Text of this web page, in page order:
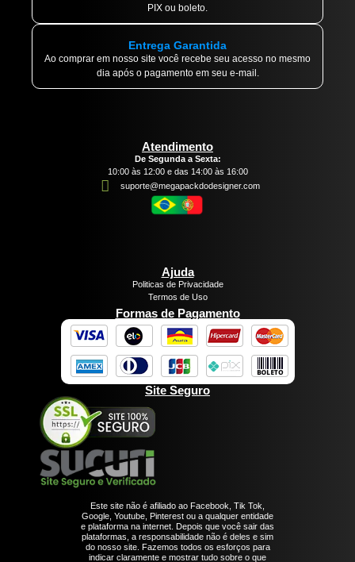
PIX ou boleto.
Entrega Garantida
Ao comprar em nosso site você recebe seu acesso no mesmo
dia após o pagamento em seu e-mail.
Atendimento
De Segunda a Sexta:
10:00 às 12:00 e das 14:00 às 16:00
suporte@megapackdodesigner.com
Ajuda
Politicas de Privacidade
Termos de Uso
Formas de Pagamento
Site Seguro
Este site não é afiliado ao Facebook, Tik Tok,
Google, Youtube, Pinterest ou a qualquer entidade
e plataforma na internet. Depois que você sair das
plataformas, a responsabilidade não é deles e sim
do nosso site. Fazemos todos os esforços para
indicar claramente e mostrar tudo sobre o que